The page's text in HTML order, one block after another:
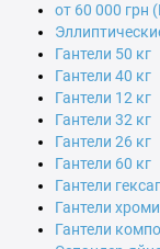
от 60 000 грн
Гантели 50 кг
Гантели 40 кг
Гантели 12 кг
Гантели 32 кг
Гантели 26 кг
Гантели 60 кг
Гантели
Гантели
Гантели